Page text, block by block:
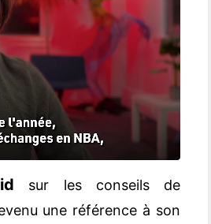
sur les conseils de
une référence à son